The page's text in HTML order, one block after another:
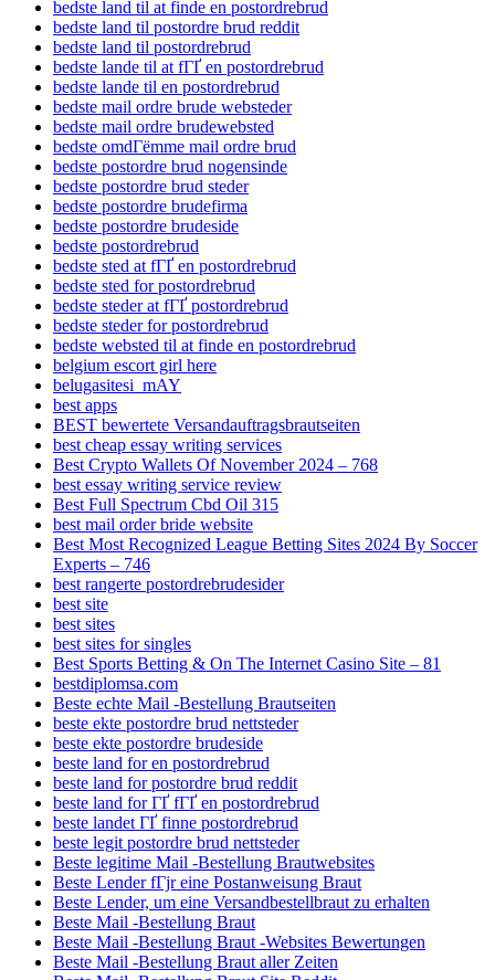
bedste land til at finde en postordrebrud
bedste land til postordre brud reddit
bedste land til postordrebrud
bedste lande til at fГҐ en postordrebrud
bedste lande til en postordrebrud
bedste mail ordre brude websteder
bedste mail ordre brudewebsted
bedste omdГёmme mail ordre brud
bedste postordre brud nogensinde
bedste postordre brud steder
bedste postordre brudefirma
bedste postordre brudeside
bedste postordrebrud
bedste sted at fГҐ en postordrebrud
bedste sted for postordrebrud
bedste steder at fГҐ postordrebrud
bedste steder for postordrebrud
bedste websted til at finde en postordrebrud
belgium escort girl here
belugasitesi_mAY
best apps
BEST bewertete Versandauftragsbrautseiten
best cheap essay writing services
Best Crypto Wallets Of November 2024 – 768
best essay writing service review
Best Full Spectrum Cbd Oil 315
best mail order bride website
Best Most Recognized League Betting Sites 2024 By Soccer
Experts – 746
best rangerte postordrebrudesider
best site
best sites
best sites for singles
Best Sports Betting & On The Internet Casino Site – 81
bestdiplomsa.com
Beste echte Mail -Bestellung Brautseiten
beste ekte postordre brud nettsteder
beste ekte postordre brudeside
beste land for en postordrebrud
beste land for postordre brud reddit
beste land for ГҐ fГҐ en postordrebrud
beste landet ГҐ finne postordrebrud
beste legit postordre brud nettsteder
Beste legitime Mail -Bestellung Brautwebsites
Beste Lender fГјr eine Postanweisung Braut
Beste Lender, um eine Versandbestellbraut zu erhalten
Beste Mail -Bestellung Braut
Beste Mail -Bestellung Braut -Websites Bewertungen
Beste Mail -Bestellung Braut aller Zeiten